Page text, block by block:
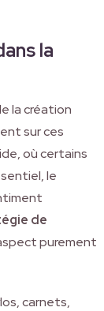
la
la création
sur ces
où certains
le
de
purement
carnets,